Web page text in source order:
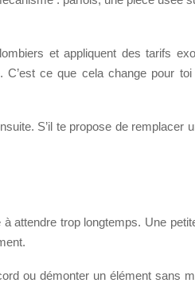
et appliquent des tarifs
C’est ce que cela change pour toi
S’il te propose de remplacer
attendre trop longtemps. Une
ou démonter un élément sans